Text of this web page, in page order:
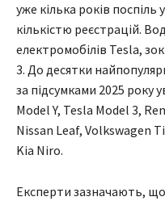
уже кілька років
кількістю реєстрацій.
електромобілів Tesla,
3. До десятки
за підсумками 2025 року
Model Y, Tesla Model 3,
Nissan Leaf, Volkswagen
Kia Niro.
Експерти зазначають,